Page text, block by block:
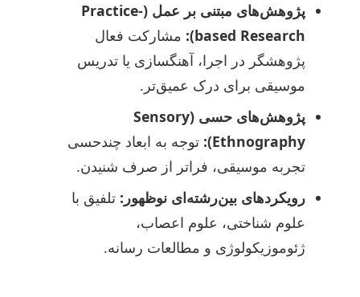
پژوهش‌های مبتنی بر عمل (Practice-
based Research):
مشارکت فعال
پژوهشگر در اجرا، آهنگسازی یا تدریس
موسیقی برای درک عمیق‌تر.
پژوهش‌های حسی (Sensory
Ethnography):
توجه به ابعاد چندحسی
تجربه موسیقی، فراتر از صرف شنیدن.
رویکردهای بین‌رشته‌ای نوظهور: تلفیق با
علوم شناختی، علوم اعصاب،
ژئوموزیکولوژی و مطالعات رسانه.